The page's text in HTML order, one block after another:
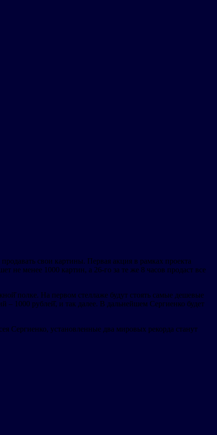
свои картины. Первая акция в рамках проекта
не менее 1000 картин, а 26-го за те же 8 часов продаст все
полке. На первом стеллаже будут стоять самые дешевые
– 1000 рублей̆, и так далее. В дальнейшем Сергиенко будет
Сергиенко, установленные два мировых рекорда станут